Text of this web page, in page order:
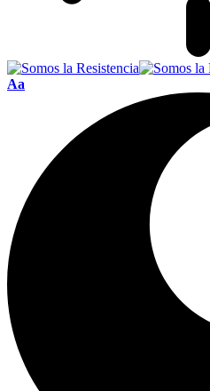
Font
Aa